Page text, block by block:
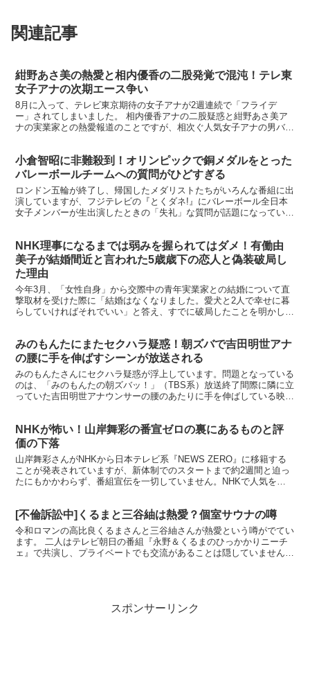
関連記事
紺野あさ美の熱愛と相内優香の二股発覚で混沌！テレ東
女子アナの次期エース争い
8月に入って、テレビ東京期待の女子アナが2週連続で「フライデ
ー」されてしまいました。 相内優香アナの二股疑惑と紺野あさ美ア
ナの実業家との熱愛報道のことですが、相次ぐ人気女子アナの男バレ
小倉智昭に非難殺到！オリンピックで銅メダルをとった
バレーボールチームへの質問がひどすぎる
ロンドン五輪が終了し、帰国したメダリストたちがいろんな番組に出
演していますが、フジテレビの『とくダネ!』にバレーボール全日本
女子メンバーが生出演したときの「失礼」な質問が話題になっていま
NHK理事になるまでは弱みを握られてはダメ！有働由
美子が結婚間近と言われた5歳歳下の恋人と偽装破局し
た理由
今年3月、「女性自身」から交際中の青年実業家との結婚について直
撃取材を受けた際に「結婚はなくなりました。愛犬と2人で幸せに暮
らしていければそれでいい」と答え、すでに破局したことを明かして
みのもんたにまたセクハラ疑惑！朝ズバで吉田明世アナ
の腰に手を伸ばすシーンが放送される
みのもんたさんにセクハラ疑惑が浮上しています。問題となっている
のは、「みのもんたの朝ズバッ！」（TBS系）放送終了間際に隣に立
っていた吉田明世アナウンサーの腰のあたりに手を伸ばしている映像
NHKが怖い！山岸舞彩の番宣ゼロの裏にあるものと評
価の下落
山岸舞彩さんがNHKから日本テレビ系『NEWS ZERO』に移籍する
ことが発表されていますが、新体制でのスタートまで約2週間と迫っ
たにもかかわらず、番組宣伝を一切していません。NHKで人気を集
[不倫訴訟中]くるまと三谷紬は熱愛？個室サウナの噂
令和ロマンの高比良くるまさんと三谷紬さんが熱愛という噂がでてい
ます。 二人はテレビ朝日の番組『永野＆くるまのひっかかりニーチ
ェ』で共演し、プライベートでも交流があることは隠していません。
スポンサーリンク